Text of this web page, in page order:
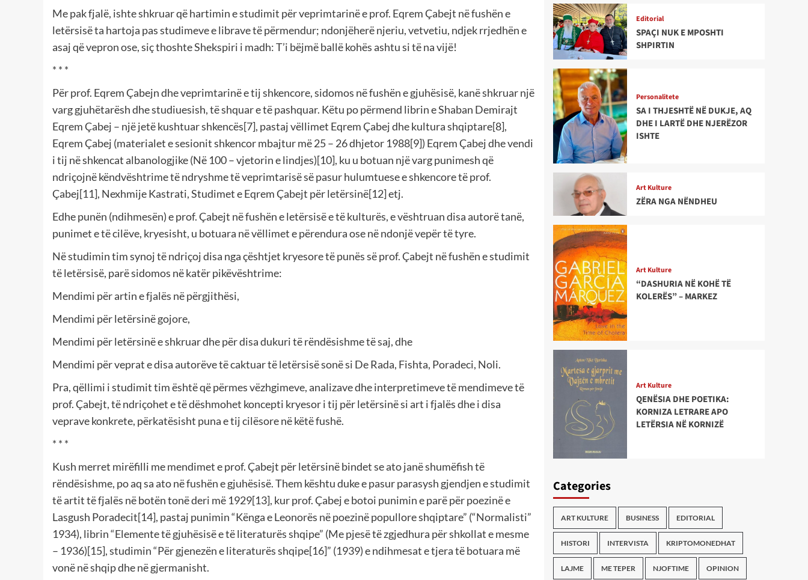
Me pak fjalë, ishte shkruar që hartimin e studimit për veprimtarinë e prof. Eqrem Çabejt në fushën e
letërsisë ta hartoja pas studimeve e librave të përmendur; ndonjëherë njeriu, vetvetiu, ndjek rrjedhën e
asaj që vepron ose, siç thoshte Shekspiri i madh: T’i bëjmë ballë kohës ashtu si të na vijë!
* * *
Për prof. Eqrem Çabejn dhe veprimtarinë e tij shkencore, sidomos në fushën e gjuhësisë, kanë shkruar një
varg gjuhëtarësh dhe studiuesish, të shquar e të pashquar. Këtu po përmend librin e Shaban Demirajt
Eqrem Çabej – një jetë kushtuar shkencës[7], pastaj vëllimet Eqrem Çabej dhe kultura shqiptare[8],
Eqrem Çabej (materialet e sesionit shkencor mbajtur më 25 – 26 dhjetor 1988[9]) Eqrem Çabej dhe vendi
i tij në shkencat albanologjike (Në 100 – vjetorin e lindjes)[10], ku u botuan një varg punimesh që
ndriçojnë këndvështrime të ndryshme të veprimtarisë së pasur hulumtuese e shkencore të prof.
Çabej[11], Nexhmije Kastrati, Studimet e Eqrem Çabejt për letërsinë[12] etj.
Edhe punën (ndihmesën) e prof. Çabejt në fushën e letërsisë e të kulturës, e vështruan disa autorë tanë,
punimet e të cilëve, kryesisht, u botuara në vëllimet e përendura ose në ndonjë vepër të tyre.
Në studimin tim synoj të ndriçoj disa nga çështjet kryesore të punës së prof. Çabejt në fushën e studimit
të letërsisë, parë sidomos në katër pikëvështrime:
Mendimi për artin e fjalës në përgjithësi,
Mendimi për letërsinë gojore,
Mendimi për letërsinë e shkruar dhe për disa dukuri të rëndësishme të saj, dhe
Mendimi për veprat e disa autorëve të caktuar të letërsisë sonë si De Rada, Fishta, Poradeci, Noli.
Pra, qëllimi i studimit tim është që përmes vëzhgimeve, analizave dhe interpretimeve të mendimeve të
prof. Çabejt, të ndriçohet e të dëshmohet koncepti kryesor i tij për letërsinë si art i fjalës dhe i disa
veprave konkrete, përkatësisht puna e tij cilësore në këtë fushë.
* * *
Kush merret mirëfilli me mendimet e prof. Çabejt për letërsinë bindet se ato janë shumëfish të
rëndësishme, po aq sa ato në fushën e gjuhësisë. Them kështu duke e pasur parasysh gjendjen e studimit
të artit të fjalës në botën tonë deri më 1929[13], kur prof. Çabej e botoi punimin e parë për poezinë e
Lasgush Poradecit[14], pastaj punimin “Kënga e Leonorës në poezinë popullore shqiptare” (“Normalisti”
1934), librin “Elemente të gjuhësisë e të literaturës shqipe” (Me pjesë të zgjedhura për shkollat e mesme
– 1936)[15], studimin “Për gjenezën e literaturës shqipe[16]” (1939) e ndihmesat e tjera të botuara më
vonë në shqip dhe në gjermanisht.
Editorial
SPAÇI NUK E MPOSHTI
SHPIRTIN
Personalitete
SA I THJESHTË NË DUKJE, AQ
DHE I LARTË DHE NJERËZOR
ISHTE
Art Kulture
ZËRA NGA NËNDHEU
Art Kulture
“DASHURIA NË KOHË TË
KOLERËS” – MARKEZ
Art Kulture
QENËSIA DHE POETIKA:
KORNIZA LETRARE APO
LETËRSIA NË KORNIZË
Categories
ART KULTURE BUSINESS EDITORIAL
HISTORI INTERVISTA KRIPTOMONEDHAT
LAJME ME TEPER NJOFTIME OPINION